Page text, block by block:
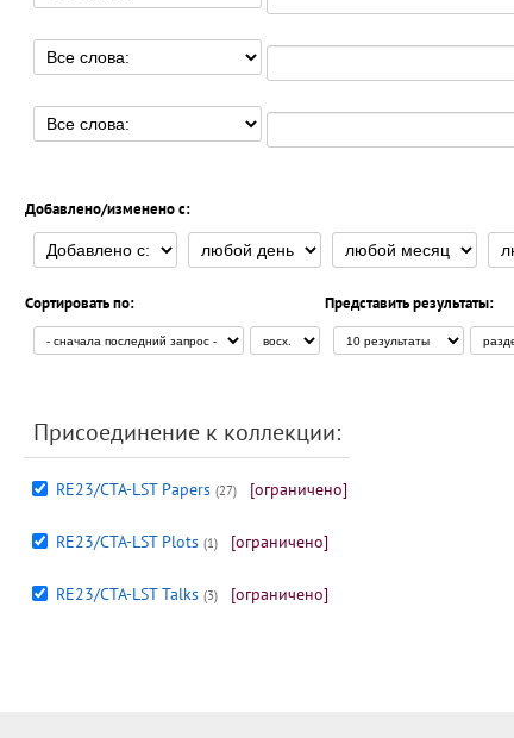
Добавлено/изменено с:
Сортировать по: Представить результаты:
Присоединение к коллекции:
RE23/CTA-LST Papers (27) [ограничено]
RE23/CTA-LST Plots (1) [ограничено]
RE23/CTA-LST Talks (3) [ограничено]